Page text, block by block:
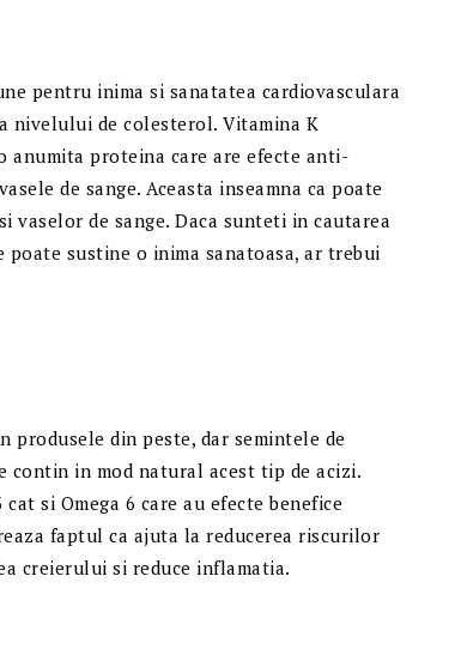
pentru inima si sanatatea cardiovasculara
nivelului de colesterol. Vitamina K
anumita proteina care are efecte anti-
de sange. Aceasta inseamna ca poate
de sange. Daca sunteti in cautarea
poate sustine o inima sanatoasa, ar trebui
produsele din peste, dar semintele de
contin in mod natural acest tip de acizi.
si Omega 6 care au efecte benefice
faptul ca ajuta la reducerea riscurilor
creierului si reduce inflamatia.